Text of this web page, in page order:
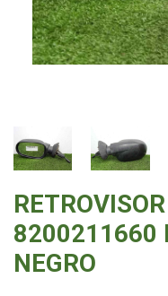
8200211660
NEGRO